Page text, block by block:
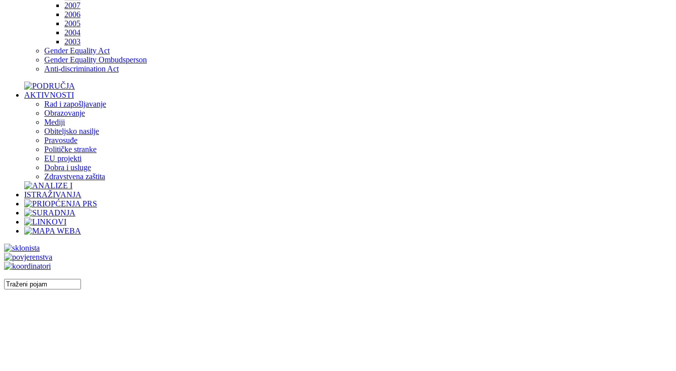
2007
2006
2005
2004
2003
Gender Equality Act
Gender Equality Ombudsperson
Anti-discrimination Act
Rad i zapošljavanje
Obrazovanje
Mediji
Obiteljsko nasilje
Pravosuđe
Političke stranke
EU projekti
Dobra i usluge
Zdravstvena zaštita